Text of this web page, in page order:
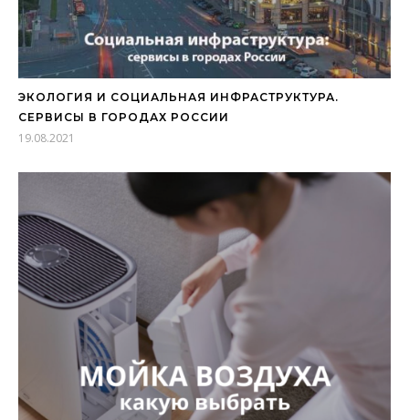
ЭКОЛОГИЯ И СОЦИАЛЬНАЯ ИНФРАСТРУКТУРА.
СЕРВИСЫ В ГОРОДАХ РОССИИ
19.08.2021